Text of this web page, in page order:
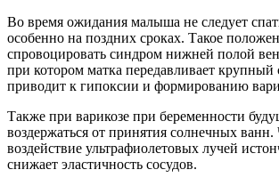
Во время ожидания малыша не следует
особенно на поздних сроках. Такое
спровоцировать синдром нижней полой
при котором матка передавливает крупный
приводит к гипоксии и формированию
Также при варикозе при беременности
воздержаться от принятия солнечных ванн.
воздействие ультрафиолетовых лучей
снижает эластичность сосудов.